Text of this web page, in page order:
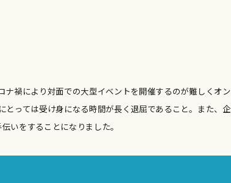
禍により対面での大型イベントを開催するのが難しくオン
っては受け身になる時間が長く退屈であること。また、企
いをすることになりました。